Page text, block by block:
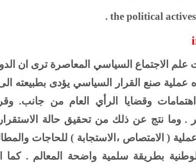
the political actives
.
علم الاجتماع السياسي المعاصرة ترى ان
عملية صنع القرار السياسي يؤدى بطبيعته
اهتمامات وقضايا الرأي العام من جانب.
. وما نتج عن ذلك من تحقيق حالة
( الامتصاص ،الاستجابة ) للحاجات
الوطنية بطريقة سلمية واضحة المعالم . كما